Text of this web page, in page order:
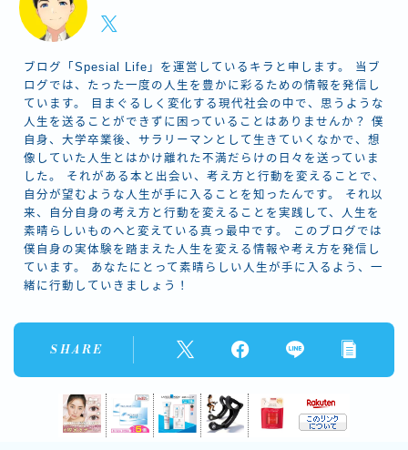
ブログ「Spesial Life」を運営しているキラと申します。 当ブ
ログでは、たった一度の人生を豊かに彩るための情報を発信し
ています。 目まぐるしく変化する現代社会の中で、思うような
人生を送ることができずに困っていることはありませんか？ 僕
自身、大学卒業後、サラリーマンとして生きていくなかで、想
像していた人生とはかけ離れた不満だらけの日々を送っていま
した。 それがある本と出会い、考え方と行動を変えることで、
自分が望むような人生が手に入ることを知ったんです。 それ以
来、自分自身の考え方と行動を変えることを実践して、人生を
素晴らしいものへと変えている真っ最中です。 このブログでは
僕自身の実体験を踏まえた人生を変える情報や考え方を発信し
ています。 あなたにとって素晴らしい人生が手に入るよう、一
緒に行動していきましょう！
SHARE